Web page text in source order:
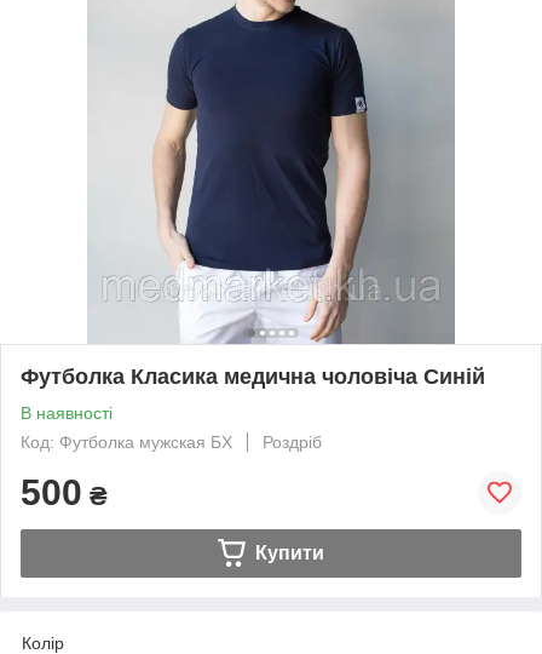
Футболка Класика медична чоловіча Синій
В наявності
Код: Футболка мужская БХ
Роздріб
500 ₴
Купити
Колір